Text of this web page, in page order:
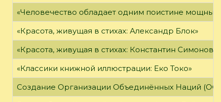
«Человечество обладает одним поистине
«Красота, живущая в стихах: Александр Блок»
«Красота, живущая в стихах: Константин Симонов»
«Классики книжной иллюстрации: Еко Токо»
Создание Организации Объединённых Наций